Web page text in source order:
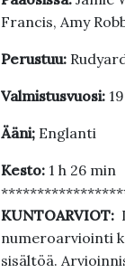
Francis, Amy
Perustuu:
Valmistusvuosi:
Ääni;Englanti
Kesto: 1 h 26 min
KUNTOARVIOT:
numeroarviointi
sisältöä.